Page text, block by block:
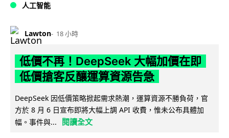
人工智能
Lawton 18 小時
低價不再！DeepSeek 大幅加價在即
低價搶客反釀運算資源告急
DeepSeek 因低價策略掀起需求熱潮，運算資源不勝負荷，官
方於 8 月 6 日宣布即將大幅上調 API 收費，惟未公布具體加
幅。事件與...
閱讀全文